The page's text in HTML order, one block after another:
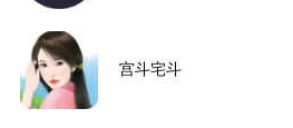
宫斗宅斗